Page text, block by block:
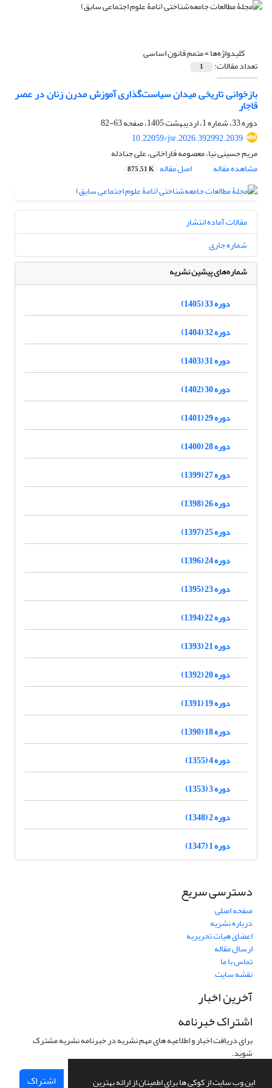
این وب سایت از کوکی ها برای اطمینان از ارائه بهترین
کلیدواژه‌ها =متمم قانون اساسی
تعداد مقالات: 1
بازخوانی تاریخی میدان سیاست‌گذاری آموزش مدرن زنان در عصر
قاجار
دوره 33، شماره 1، اردیبهشت 1405، صفحه
63-82
10.22059/jsr.2026.392992.2039
مریم حسینی نیا، معصومه قاراخانی، علی جنادله
مشاهده مقاله
اصل مقاله 875.51 K
مقالات آماده انتشار
شماره جاری
شماره‌های پیشین نشریه
دوره 33 (1405)
دوره 32 (1404)
دوره 31 (1403)
دوره 30 (1402)
دوره 29 (1401)
دوره 28 (1400)
دوره 27 (1399)
دوره 26 (1398)
دوره 25 (1397)
دوره 24 (1396)
دوره 23 (1395)
دوره 22 (1394)
دوره 21 (1393)
دوره 20 (1392)
دوره 19 (1391)
دوره 18 (1390)
دوره 4 (1355)
دوره 3 (1353)
دوره 2 (1348)
دوره 1 (1347)
دسترسی سریع
صفحه اصلی
درباره نشریه
اعضای هیات تحریریه
ارسال مقاله
تماس با ما
نقشه سایت
آخرین اخبار
اشتراک خبرنامه
برای دریافت اخبار و اطلاعیه های مهم نشریه در خبرنامه نشریه مشترک
شوید.
اشتراک